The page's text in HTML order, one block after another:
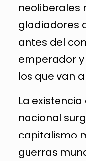
neoliberales
gladiadores
antes del
emperador y
los que van
La
nacional
capitalismo
guerras